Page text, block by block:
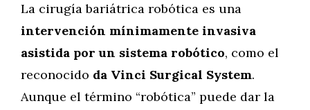
La cirugía bariátrica robótica es una
intervención mínimamente invasiva
asistida por un sistema robótico, como el
reconocido da Vinci Surgical System.
Aunque el término “robótica” puede dar la